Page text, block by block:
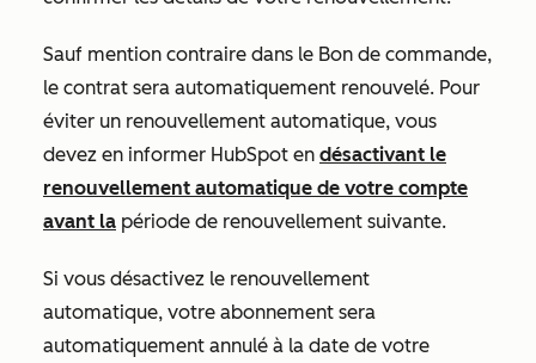
Sauf mention contraire dans le Bon de commande,
le contrat sera automatiquement renouvelé. Pour
éviter un renouvellement automatique, vous
devez en informer HubSpot en désactivant le
renouvellement automatique de votre compte
avant la période de renouvellement suivante.
Si vous désactivez le renouvellement
automatique, votre abonnement sera
automatiquement annulé à la date de votre